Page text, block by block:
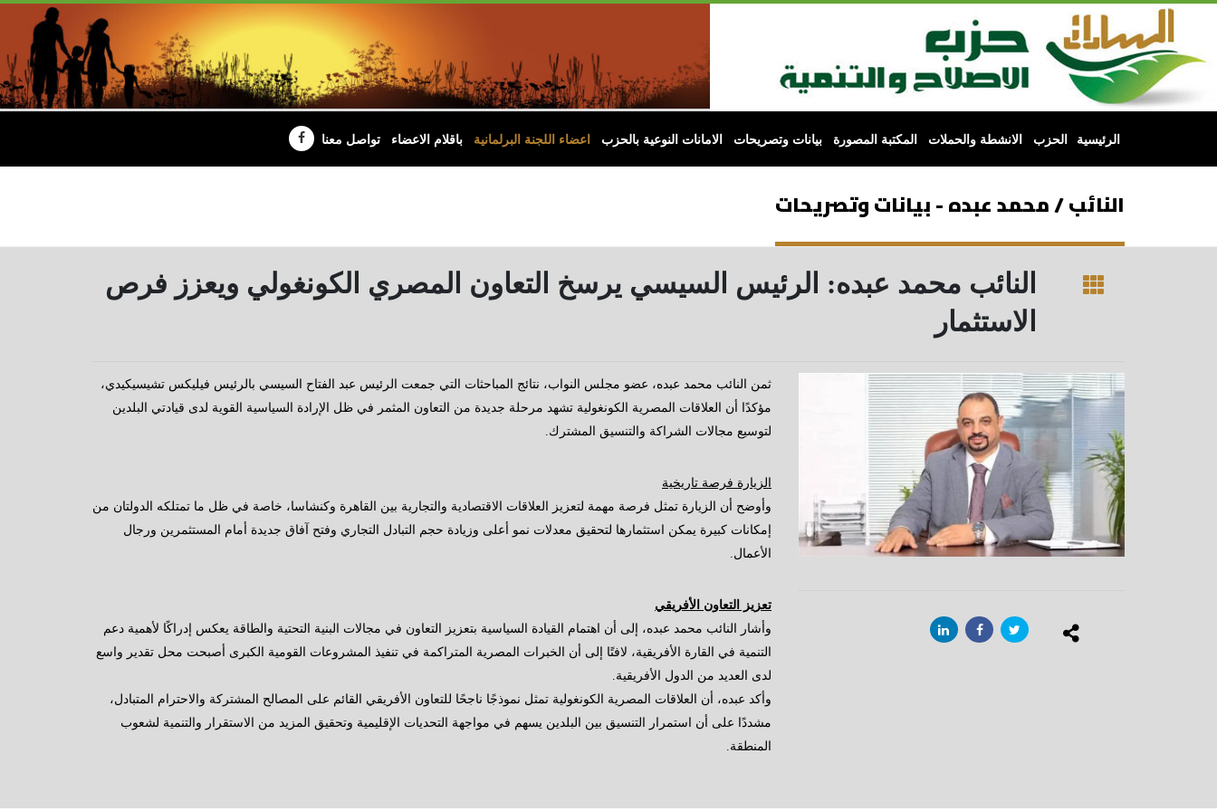
الرئيسية الحزب الانشطة والحملات المكتبة المصورة بيانات وتصريحات الامانات النوعية بالحزب اعضاء اللجنة البرلمانية باقلام الاعضاء تواصل معنا
النائب / محمد عبده - بيانات وتصريحات
النائب محمد عبده: الرئيس السيسي يرسخ التعاون المصري الكونغولي ويعزز فرص
الاستثمار
ثمن النائب محمد عبده، عضو مجلس النواب، نتائج المباحثات التي جمعت الرئيس عبد الفتاح السيسي بالرئيس فيليكس تشيسيكيدي،
مؤكدًا أن العلاقات المصرية الكونغولية تشهد مرحلة جديدة من التعاون المثمر في ظل الإرادة السياسية القوية لدى قيادتي البلدين
لتوسيع مجالات الشراكة والتنسيق المشترك.
الزيارة فرصة تاريخية
وأوضح أن الزيارة تمثل فرصة مهمة لتعزيز العلاقات الاقتصادية والتجارية بين القاهرة وكنشاسا، خاصة في ظل ما تمتلكه الدولتان من
إمكانات كبيرة يمكن استثمارها لتحقيق معدلات نمو أعلى وزيادة حجم التبادل التجاري وفتح آفاق جديدة أمام المستثمرين ورجال
الأعمال.
تعزيز التعاون الأفريقي
وأشار النائب محمد عبده، إلى أن اهتمام القيادة السياسية بتعزيز التعاون في مجالات البنية التحتية والطاقة يعكس إدراكًا لأهمية دعم
التنمية في القارة الأفريقية، لافتًا إلى أن الخبرات المصرية المتراكمة في تنفيذ المشروعات القومية الكبرى أصبحت محل تقدير واسع
لدى العديد من الدول الأفريقية.
وأكد عبده، أن العلاقات المصرية الكونغولية تمثل نموذجًا ناجحًا للتعاون الأفريقي القائم على المصالح المشتركة والاحترام المتبادل،
مشددًا على أن استمرار التنسيق بين البلدين يسهم في مواجهة التحديات الإقليمية وتحقيق المزيد من الاستقرار والتنمية لشعوب
المنطقة.